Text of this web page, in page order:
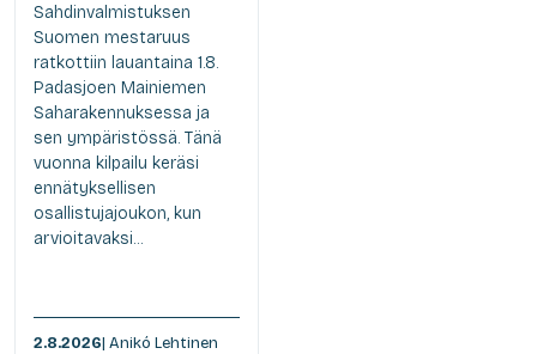
Sahdinvalmistuksen
Suomen mestaruus
ratkottiin lauantaina 1.8.
Padasjoen Mainiemen
Saharakennuksessa ja
sen ympäristössä. Tänä
vuonna kilpailu keräsi
ennätyksellisen
osallistujajoukon, kun
arvioitavaksi...
2.8.2026| Anikó Lehtinen